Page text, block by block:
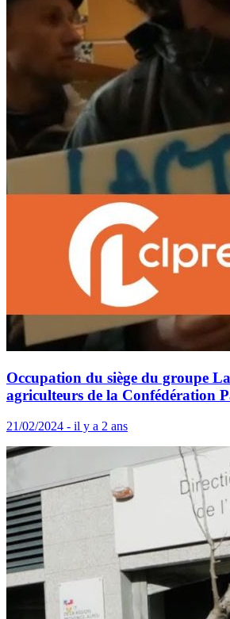
Occupation du siège du groupe
agriculteurs de la Confédération
21/02/2024 - il y a 2 ans